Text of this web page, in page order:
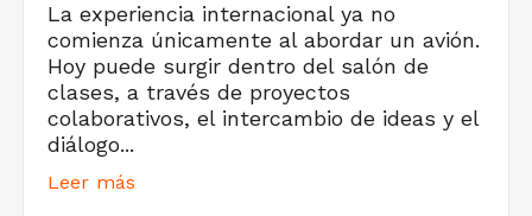
La experiencia internacional ya no
comienza únicamente al abordar un avión.
Hoy puede surgir dentro del salón de
clases, a través de proyectos
colaborativos, el intercambio de ideas y el
diálogo...
Leer más